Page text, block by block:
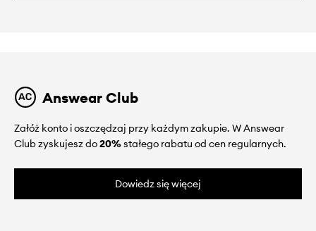
Answear Club
Załóż konto i oszczędzaj przy każdym zakupie. W Answear
Club zyskujesz do20%stałego rabatu od cen regularnych.
Dowiedz się więcej